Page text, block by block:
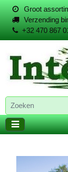
Groot
Verzending
+32 470 867